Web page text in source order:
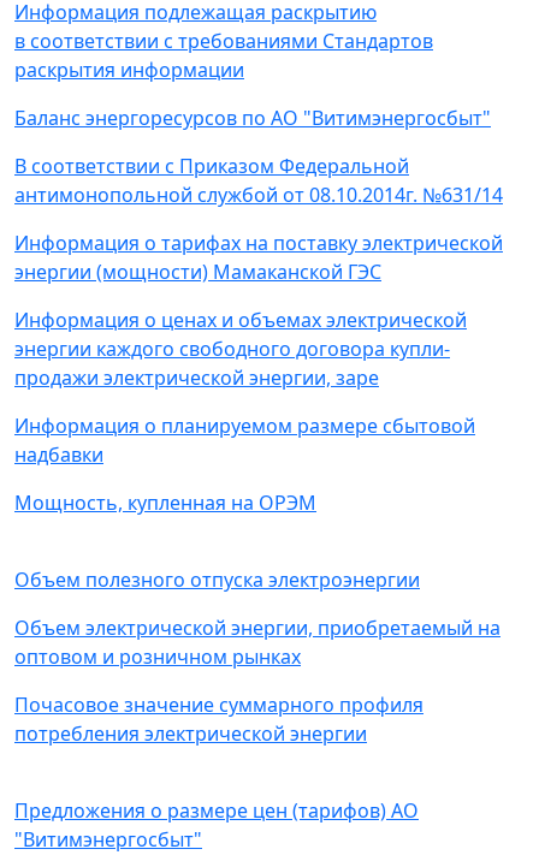
Информация подлежащая раскрытию
в соответствии с требованиями Стандартов
раскрытия информации
Баланс энергоресурсов по АО "Витимэнергосбыт"
В соответствии с Приказом Федеральной
антимонопольной службой от 08.10.2014г. №631/14
Информация о тарифах на поставку электрической
энергии (мощности) Мамаканской ГЭС
Информация о ценах и объемах электрической
энергии каждого свободного договора купли-
продажи электрической энергии, заре
Информация о планируемом размере сбытовой
надбавки
Мощность, купленная на ОРЭМ
Объем полезного отпуска электроэнергии
Объем электрической энергии, приобретаемый на
оптовом и розничном рынках
Почасовое значение суммарного профиля
потребления электрической энергии
Предложения о размере цен (тарифов) АО
"Витимэнергосбыт"